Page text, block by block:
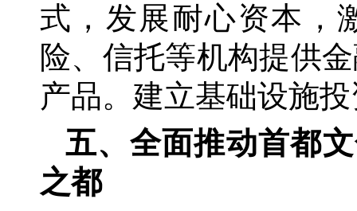
式，发展耐心资本，
险、信托等机构提供
产品。建立基础设施
五、全面推动首都
之都